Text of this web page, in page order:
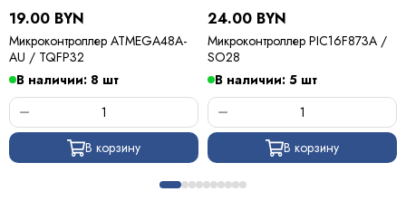
19.00 BYN
Микроконтроллер ATMEGA48A-
AU / TQFP32
В наличии: 8 шт
В корзину
24.00 BYN
Микроконтроллер PIC16F873A /
SO28
В наличии: 5 шт
В корзину